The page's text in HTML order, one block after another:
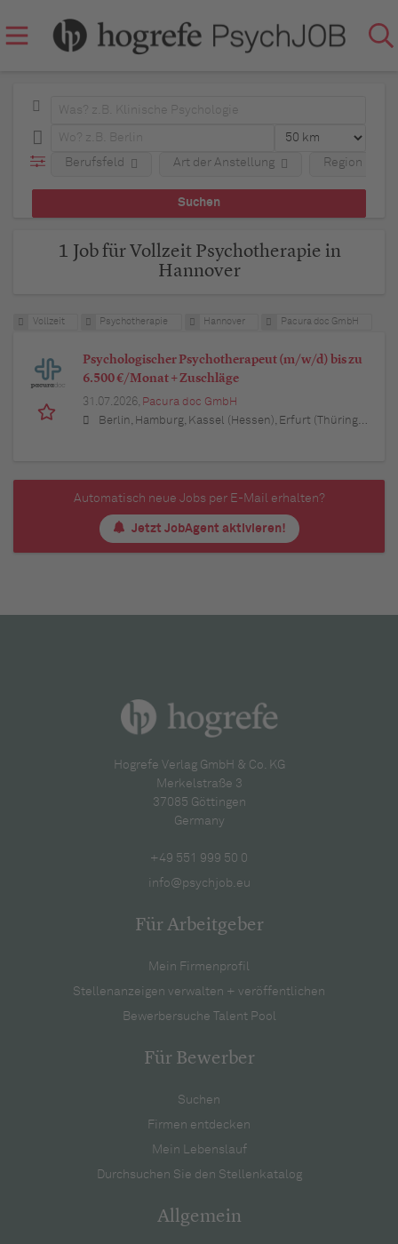
Berufsfeld Art der Anstellung Region
1 Job für Vollzeit Psychotherapie in
Hannover
Vollzeit Psychotherapie Hannover Pacura doc GmbH
Psychologischer Psychotherapeut (m/w/d) bis zu
6.500 €/Monat + Zuschläge
31.07.2026, Pacura doc GmbH
Berlin, Hamburg, Kassel (Hessen), Erfurt (Thüringen), München (Bayern), Köln (Nordrhein-Westfalen), Frankfurt am Main (Hessen), Stuttgart (Baden-Württemberg), Düsseldorf (Nordrhein-Westfalen), Leipzig (Sachsen), Dortmund (Nordrhein-Westfalen), Essen (Nordrhein-Westfalen), Bremen, Dresden (Sachsen), Hannover (Niedersachsen), Nürnberg (Bayern), Wuppertal (Nordrhein-Westfalen), Bielefeld (Nordrhein-Westfalen), Bonn (Nordrhein-Westfalen), Mannheim (Baden-Württemberg), Karlsruhe (Baden-Württemberg), Münster (Nordrhein-Westfalen), Augsburg (Bayern), Aachen (Nordrhein-Westfalen), Kiel (Schleswig-Holstein), Magdeburg (Sachsen-Anhalt), Freiburg im Breisgau (Baden-Württemberg), Würzburg (Bayern), Regensburg (Bayern)
Automatisch neue Jobs per E-Mail erhalten?
Jetzt JobAgent aktivieren!
Hogrefe Verlag GmbH & Co. KG
Merkelstraße 3
37085 Göttingen
Germany
+49 551 999 50 0
info@psychjob.eu
Für Arbeitgeber
Mein Firmenprofil
Stellenanzeigen verwalten + veröffentlichen
Bewerbersuche Talent Pool
Für Bewerber
Suchen
Firmen entdecken
Mein Lebenslauf
Durchsuchen Sie den Stellenkatalog
Allgemein